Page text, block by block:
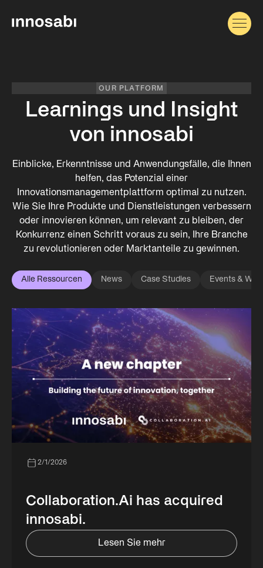
OUR PLATFORM
Learnings und Insight
von innosabi
Einblicke, Erkenntnisse und Anwendungsfälle, die Ihnen
helfen, das Potenzial einer
Innovationsmanagementplattform optimal zu nutzen.
Wie Sie Ihre Produkte und Dienstleistungen verbessern
oder innovieren können, um relevant zu bleiben, der
Konkurrenz einen Schritt voraus zu sein, Ihre Branche
zu revolutionieren oder Marktanteile zu gewinnen.
Alle Ressourcen News Case Studies Events &
2/1/2026
Collaboration.Ai has acquired
innosabi.
Lesen Sie mehr